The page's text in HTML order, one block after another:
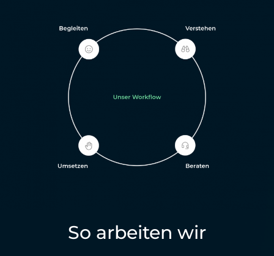
So arbeiten wir